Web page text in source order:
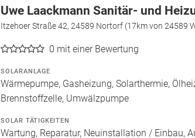
Uwe Laackmann Sanitär- und
Itzehoer Straße 42, 24589 Nortorf (17km von 24589
0 mit einer Bewertung
SOLARANLAGE
Wärmepumpe, Gasheizung, Solarthermie,
Brennstoffzelle, Umwälzpumpe
SOLAR TÄTIGKEITEN
Wartung, Reparatur, Neuinstallation / Einbau,